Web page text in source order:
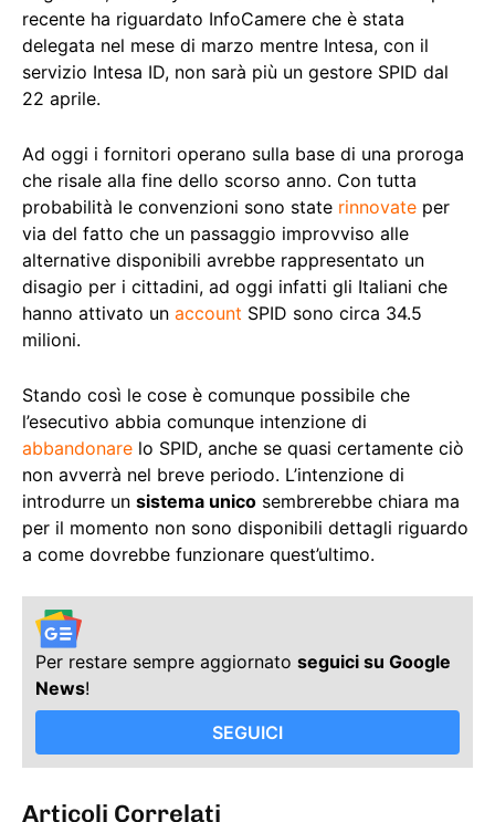
recente ha riguardato InfoCamere che è stata
delegata nel mese di marzo mentre Intesa, con il
servizio Intesa ID, non sarà più un gestore SPID dal
22 aprile.
Ad oggi i fornitori operano sulla base di una proroga
che risale alla fine dello scorso anno. Con tutta
probabilità le convenzioni sono state rinnovate per
via del fatto che un passaggio improvviso alle
alternative disponibili avrebbe rappresentato un
disagio per i cittadini, ad oggi infatti gli Italiani che
hanno attivato un account SPID sono circa 34.5
milioni.
Stando così le cose è comunque possibile che
l’esecutivo abbia comunque intenzione di
abbandonare lo SPID, anche se quasi certamente ciò
non avverrà nel breve periodo. L’intenzione di
introdurre un sistema unico sembrerebbe chiara ma
per il momento non sono disponibili dettagli riguardo
a come dovrebbe funzionare quest’ultimo.
Per restare sempre aggiornato seguici su Google
News!
SEGUICI
Articoli Correlati